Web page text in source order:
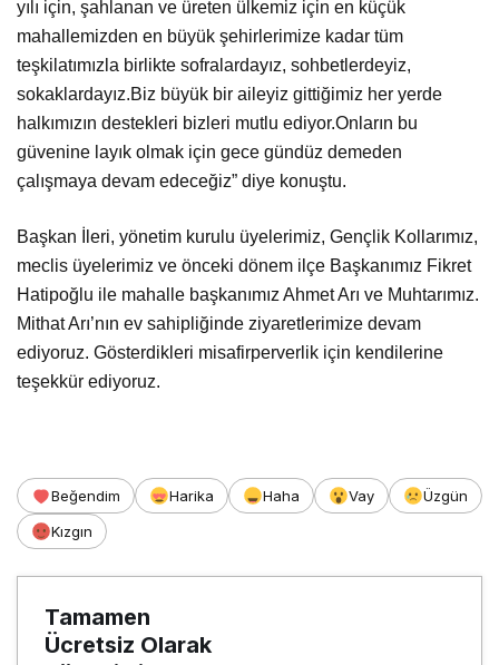
yılı için, şahlanan ve üreten ülkemiz için en küçük
mahallemizden en büyük şehirlerimize kadar tüm
teşkilatımızla birlikte sofralardayız, sohbetlerdeyiz,
sokaklardayız.Biz büyük bir aileyiz gittiğimiz her yerde
halkımızın destekleri bizleri mutlu ediyor.Onların bu
güvenine layık olmak için gece gündüz demeden
çalışmaya devam edeceğiz” diye konuştu.
Başkan İleri, yönetim kurulu üyelerimiz, Gençlik Kollarımız,
meclis üyelerimiz ve önceki dönem ilçe Başkanımız Fikret
Hatipoğlu ile mahalle başkanımız Ahmet Arı ve Muhtarımız.
Mithat Arı’nın ev sahipliğinde ziyaretlerimize devam
ediyoruz. Gösterdikleri misafirperverlik için kendilerine
teşekkür ediyoruz.
Beğendim Harika Haha Vay
Üzgün
Kızgın
Tamamen
Ücretsiz Olarak